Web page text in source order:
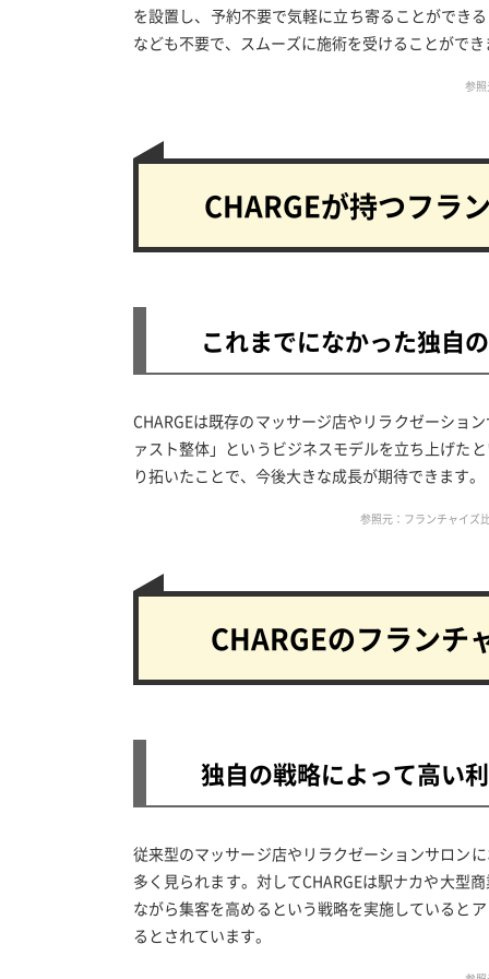
を設置し、予約不要で気軽に立ち寄ることができ
なども不要で、スムーズに施術を受けることがで
参
CHARGEが持つフラ
これまでになかった独自
CHARGEは既存のマッサージ店やリラクゼーショ
ァスト整体」というビジネスモデルを立ち上げた
り拓いたことで、今後大きな成長が期待できます。
参照元：フランチャイ
CHARGEのフランチ
独自の戦略によって高い
従来型のマッサージ店やリラクゼーションサロン
多く見られます。対してCHARGEは駅ナカや大型
ながら集客を高めるという戦略を実施していると
るとされています。